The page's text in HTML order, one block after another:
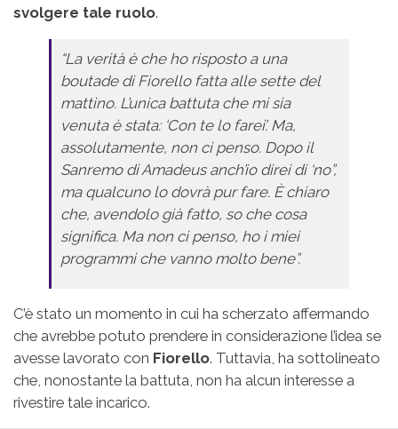
svolgere tale ruolo.
“La verità è che ho risposto a una
boutade di Fiorello fatta alle sette del
mattino. L’unica battuta che mi sia
venuta è stata: ‘Con te lo farei’. Ma,
assolutamente, non ci penso. Dopo il
Sanremo di Amadeus anch’io direi di ‘no”,
ma qualcuno lo dovrà pur fare. È chiaro
che, avendolo già fatto, so che cosa
significa. Ma non ci penso, ho i miei
programmi che vanno molto bene”.
C’è stato un momento in cui ha scherzato affermando
che avrebbe potuto prendere in considerazione l’idea se
avesse lavorato con Fiorello. Tuttavia, ha sottolineato
che, nonostante la battuta, non ha alcun interesse a
rivestire tale incarico.